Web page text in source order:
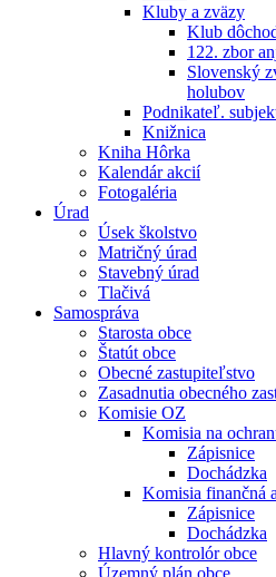
Kluby a zväzy
Klub
122. zbor
Slovenský
holubov
Podnikateľ.
Knižnica
Kniha Hôrka
Kalendár akcií
Fotogaléria
Úrad
Úsek školstvo
Matričný úrad
Stavebný úrad
Tlačivá
Samospráva
Starosta obce
Štatút obce
Obecné zastupiteľstvo
Zasadnutia obecného
Komisie OZ
Komisia na
Zápisnice
Dochádzka
Komisia finančná
Zápisnice
Dochádzka
Hlavný kontrolór obce
Územný plán obce